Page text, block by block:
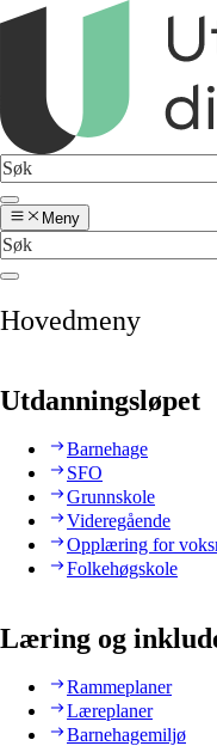
Meny
Hovedmeny
Utdanningsløpet
Barnehage
SFO
Grunnskole
Videregående
Opplæring for
Folkehøgskole
Læring og
Rammeplaner
Læreplaner
Barnehagemiljø